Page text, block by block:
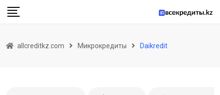
Skip
allcreditkz.com Микрокредиты Daikredit